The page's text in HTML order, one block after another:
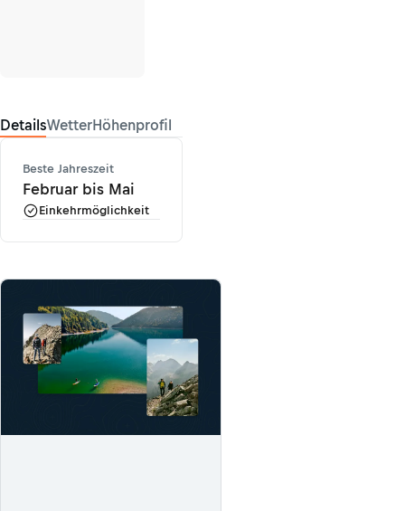
DetailsWetterHöhenprofil
Beste Jahreszeit
Februar bis Mai
Einkehrmöglichkeit